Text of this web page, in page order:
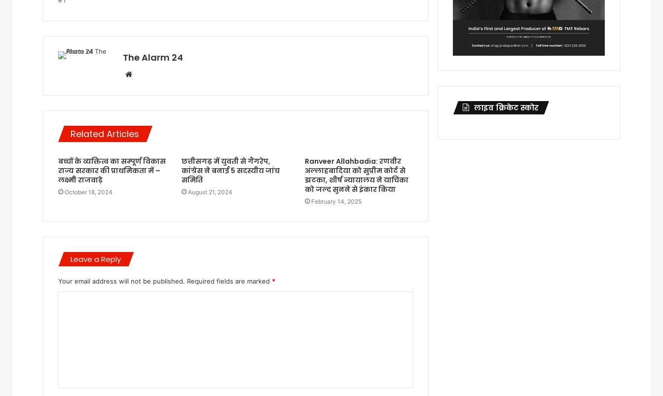
The Alarm 24
Website
Related Articles
बच्चों के व्यक्तित्व का सम्पूर्ण विकास
राज्य सरकार की प्राथमिकता में –
लक्ष्मी राजवाड़े
October 18, 2024
छत्तीसगढ़ में युवती से गैंगरेप,
कांग्रेस ने बनाई 5 सदस्यीय जांच
समिति
August 21, 2024
Ranveer Allahbadia: रणवीर
अल्लाहबादिया को सुप्रीम कोर्ट से
झटका, शीर्ष न्यायालय ने याचिका
को जल्द सुनने से इंकार किया
February 14, 2025
Leave a Reply
Your email address will not be published. Required fields are marked *
t
लाइव क्रिकेट स्कोर